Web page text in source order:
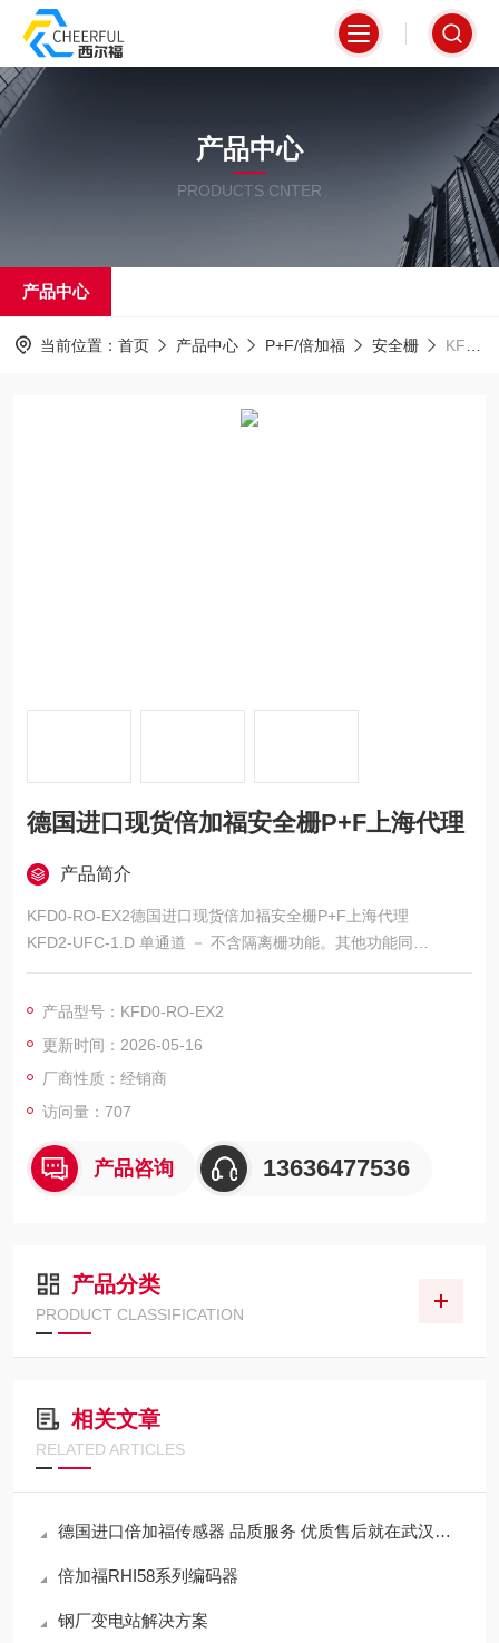
产品中心
PRODUCTS CNTER
产品中心
当前位置： 首页 产品中心 P+F/倍加福 安全栅 KFD0-RO-EX2德国进口现货倍加福安全栅P+F上海代理
德国进口现货倍加福安全栅P+F上海代理
产品简介
KFD0-RO-EX2德国进口现货倍加福安全栅P+F上海代理
KFD2-UFC-1.D 单通道 － 不含隔离栅功能。其他功能同
KFD2-GUT-EX1.D
KFD2-UFC-EX1.D
KFU8-UFC-1.D 单通道 － 供电：230VAC 或 24VDC。其他同
KFD2-UFC-1.D
产品型号：KFD0-RO-EX2
更新时间：2026-05-16
厂商性质：经销商
访问量：707
产品咨询 13636477536
产品分类
PRODUCT CLASSIFICATION
相关文章
RELATED ARTICLES
德国进口倍加福传感器 品质服务 优质售后就在武汉西尔福
倍加福RHI58系列编码器
钢厂变电站解决方案